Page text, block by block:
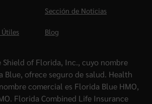
Útiles
Sección de Noticias
Blog
Shield of Florida, Inc., cuyo nombre
Blue, ofrece seguro de salud. Health
comercial es Florida Blue HMO,
Florida Combined Life Insurance